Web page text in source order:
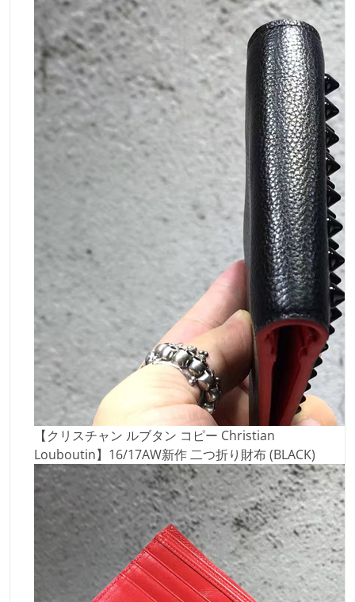
【クリスチャン ルブタン コピー Christian
Louboutin】16/17AW新作 二つ折り財布 (BLACK)